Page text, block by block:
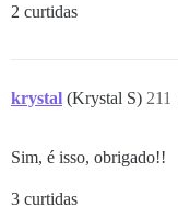
2 curtidas
krystal (Krystal S) 211
Sim, é isso, obrigado!!
3 curtidas